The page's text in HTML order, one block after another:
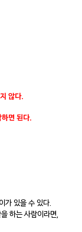
않다.
면 된다.
가 있을 수 있다.
하는 사람이라면,